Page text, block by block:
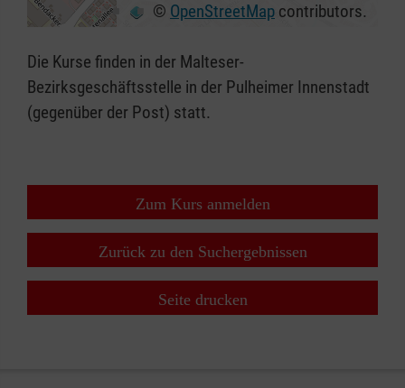
⇧
© OpenStreetMap contributors.
Die Kurse finden in der Malteser-
Bezirksgeschäftsstelle in der Pulheimer Innenstadt
(gegenüber der Post) statt.
Zum Kurs anmelden
Zurück zu den Suchergebnissen
Seite drucken